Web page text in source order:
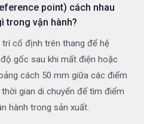
point) cách nhau
trong vận hành?
cố định trên thang để hệ
gốc sau khi mất điện hoặc
cách 50 mm giữa các điểm
gian di chuyển để tìm điểm
hành trong sản xuất.